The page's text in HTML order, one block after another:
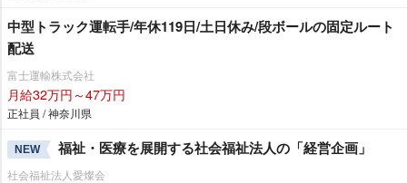
中型トラック運転手/年休119日/土日休み/段ボールの固定ルート
配送
富士運輸株式会社
月給32万円～47万円
正社員 / 神奈川県
NEW 福祉・医療を展開する社会福祉法人の「経営企画」
社会福祉法人愛燦会